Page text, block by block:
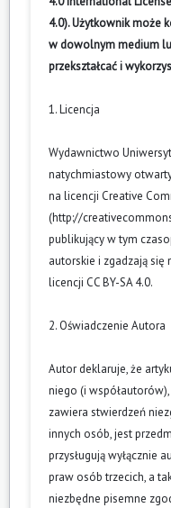
4.0). Użytkownik może
w dowolnym medium
przekształcać i
1. Licencja
Wydawnictwo
natychmiastowy
na licencji Creative
(http://
publikujący w tym
autorskie i zgadzają
licencji CC BY-SA 4.0.
2. Oświadczenie Autora
Autor deklaruje, że
niego (i
zawiera stwierdzeń
innych osób, jest
przysługują wyłącznie
praw osób trzecich, a
niezbędne pisemne